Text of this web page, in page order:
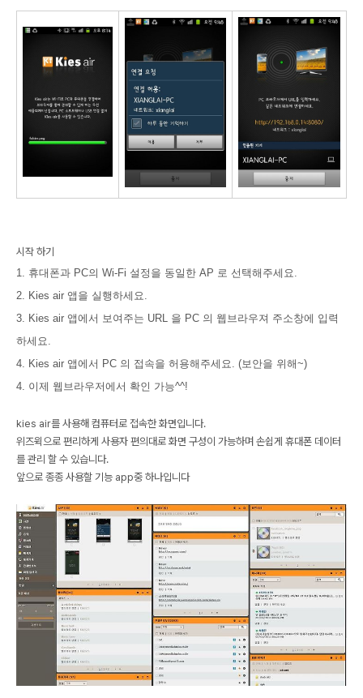
시작 하기
1. 휴대폰과 PC의 Wi-Fi 설정을 동일한 AP 로 선택해주세요.
2. Kies air 앱을 실행하세요.
3. Kies air 앱에서 보여주는 URL 을 PC 의 웹브라우져 주소창에 입력
하세요.
4. Kies air 앱에서 PC 의 접속을 허용해주세요. (보안을 위해~)
4. 이제 웹브라우저에서 확인 가능^^!
kies air를 사용해 컴퓨터로 접속한 화면입니다.
위즈윅으로 편리하게 사용자 편의대로 화면 구성이 가능하며 손쉽게 휴대폰 데이터
를 관리 할 수 있습니다.
앞으로 종종 사용할 기능 app중 하나입니다